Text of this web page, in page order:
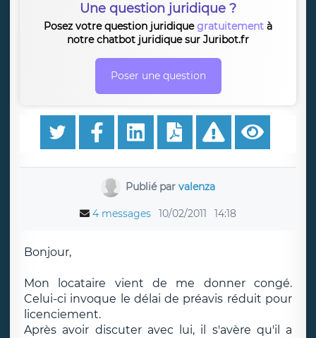
Une question juridique ?
Posez votre question juridiquegratuitement à
notre chatbot juridique sur Juribot.fr
Poser une question
Publié parvalenza
4 messages 10/02/2011 14:18
Bonjour,
Mon locataire vient de me donner congé.
Celui-ci invoque le délai de préavis réduit pour
licenciement.
Après avoir discuter avec lui, il s'avère qu'il a